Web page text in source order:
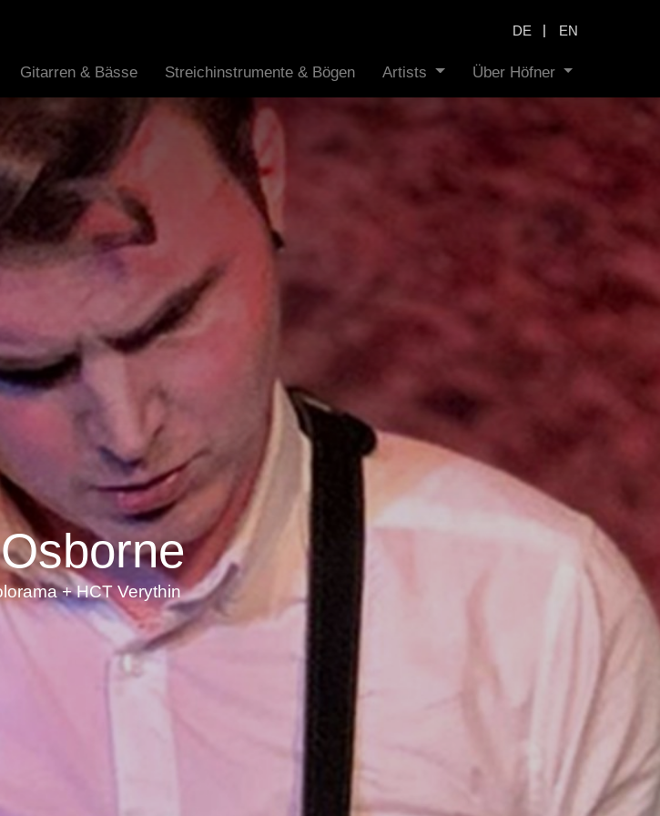
DE | EN
Gitarren & Bässe Streichinstrumente & Bögen Artists Über Höfner
+ HCT Verythin